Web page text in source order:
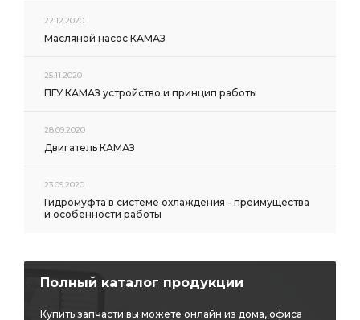
22.12.2020
Масляной насос КАМАЗ
25.11.2020
ПГУ КАМАЗ устройство и принцип работы
28.09.2020
Двигатель КАМАЗ
23.09.2020
Гидромуфта в системе охлаждения - преимущества
и особенности работы
Полный каталог продукции
Купить запчасти вы можете онлайн из дома, офиса